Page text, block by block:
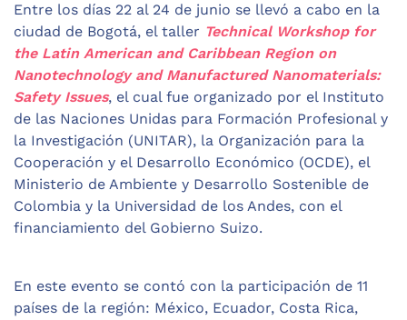
Entre los días 22 al 24 de junio se llevó a cabo en la
ciudad de Bogotá, el taller Technical Workshop for
the Latin American and Caribbean Region on
Nanotechnology and Manufactured Nanomaterials:
Safety Issues, el cual fue organizado por el Instituto
de las Naciones Unidas para Formación Profesional y
la Investigación (UNITAR), la Organización para la
Cooperación y el Desarrollo Económico (OCDE), el
Ministerio de Ambiente y Desarrollo Sostenible de
Colombia y la Universidad de los Andes, con el
financiamiento del Gobierno Suizo.
En este evento se contó con la participación de 11
países de la región: México, Ecuador, Costa Rica,